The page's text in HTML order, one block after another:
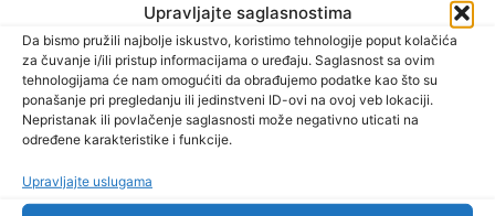
Upravljajte saglasnostima
Da bismo pružili najbolje iskustvo, koristimo tehnologije poput kolačića
za čuvanje i/ili pristup informacijama o uređaju. Saglasnost sa ovim
tehnologijama će nam omogućiti da obrađujemo podatke kao što su
ponašanje pri pregledanju ili jedinstveni ID-ovi na ovoj veb lokaciji.
Nepristanak ili povlačenje saglasnosti može negativno uticati na
određene karakteristike i funkcije.
Upravljajte uslugama
TV RASPORED